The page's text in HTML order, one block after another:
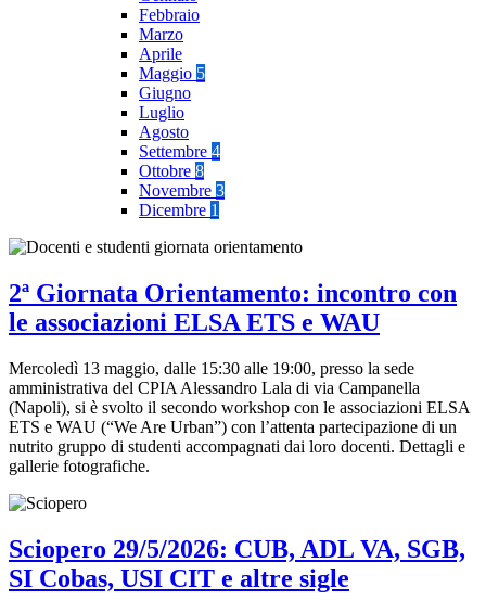
Febbraio
Marzo
Aprile
Maggio 5
Giugno
Luglio
Agosto
Settembre 4
Ottobre 8
Novembre 3
Dicembre 1
2ª Giornata Orientamento: incontro con
le associazioni ELSA ETS e WAU
Mercoledì 13 maggio, dalle 15:30 alle 19:00, presso la sede
amministrativa del CPIA Alessandro Lala di via Campanella
(Napoli), si è svolto il secondo workshop con le associazioni ELSA
ETS e WAU (“We Are Urban”) con l’attenta partecipazione di un
nutrito gruppo di studenti accompagnati dai loro docenti. Dettagli e
gallerie fotografiche.
Sciopero 29/5/2026: CUB, ADL VA, SGB,
SI Cobas, USI CIT e altre sigle